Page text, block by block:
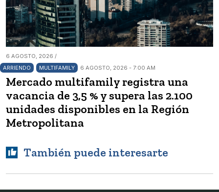
6 AGOSTO, 2026 /
ARRIENDO
MULTIFAMILY 6 AGOSTO, 2026 - 7:00 AM
Mercado multifamily registra una
vacancia de 3,5 % y supera las 2.100
unidades disponibles en la Región
Metropolitana
También puede interesarte